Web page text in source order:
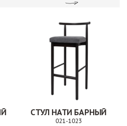
СТУЛ НАТИ БАРНЫЙ
021-1023